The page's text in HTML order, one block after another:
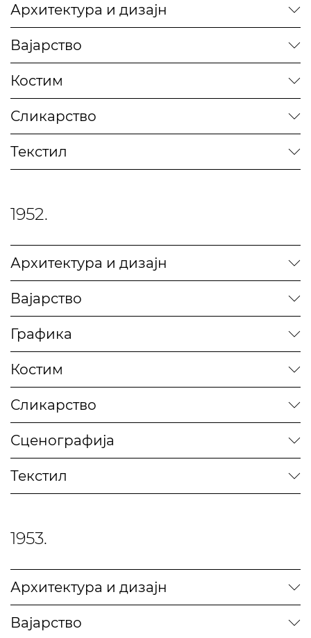
Архитектура и дизајн
Вајарство
Костим
Сликарство
Текстил
1952.
Архитектура и дизајн
Вајарство
Графика
Костим
Сликарство
Сценографија
Текстил
1953.
Архитектура и дизајн
Вајарство